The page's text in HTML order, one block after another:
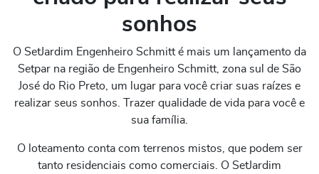
sonhos
O SetJardim Engenheiro Schmitt é mais um lançamento da
Setpar na região de Engenheiro Schmitt, zona sul de São
José do Rio Preto, um lugar para você criar suas raízes e
realizar seus sonhos. Trazer qualidade de vida para você e
sua família.
O loteamento conta com terrenos mistos, que podem ser
tanto residenciais como comerciais. O SetJardim